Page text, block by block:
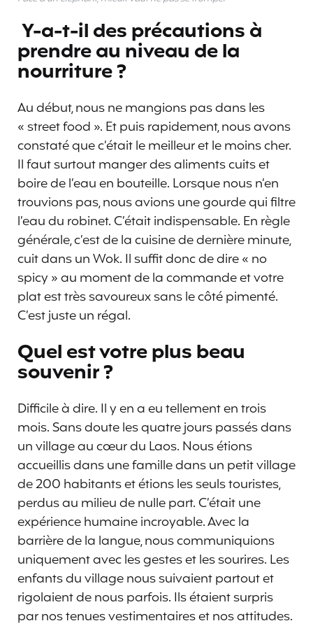
Y-a-t-il des précautions à
prendre au niveau de la
nourriture ?
Au début, nous ne mangions pas dans les
« street food ». Et puis rapidement, nous avons
constaté que c’était le meilleur et le moins cher.
Il faut surtout manger des aliments cuits et
boire de l’eau en bouteille. Lorsque nous n’en
trouvions pas, nous avions une gourde qui filtre
l’eau du robinet. C’était indispensable. En règle
générale, c’est de la cuisine de dernière minute,
cuit dans un Wok. Il suffit donc de dire « no
spicy » au moment de la commande et votre
plat est très savoureux sans le côté pimenté.
C’est juste un régal.
Quel est votre plus beau
souvenir ?
Difficile à dire. Il y en a eu tellement en trois
mois. Sans doute les quatre jours passés dans
un village au cœur du Laos. Nous étions
accueillis dans une famille dans un petit village
de 200 habitants et étions les seuls touristes,
perdus au milieu de nulle part. C’était une
expérience humaine incroyable. Avec la
barrière de la langue, nous communiquions
uniquement avec les gestes et les sourires. Les
enfants du village nous suivaient partout et
rigolaient de nous parfois. Ils étaient surpris
par nos tenues vestimentaires et nos attitudes.